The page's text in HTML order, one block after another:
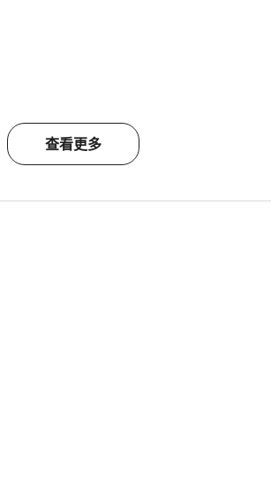
查看更多